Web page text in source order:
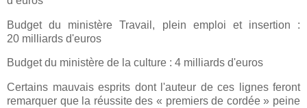
Budget du ministère Travail, plein emploi et insertion :
20 milliards d'euros
Budget du ministère de la culture : 4 milliards d'euros
Certains mauvais esprits dont l'auteur de ces lignes feront
remarquer que la réussite des « premiers de cordée » peine